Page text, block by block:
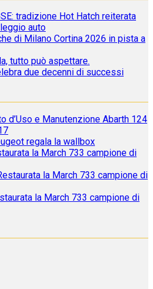
tradizione Hot Hatch reiterata
auto
di Milano Cortina 2026 in pista a
tutto può aspettare.
due decenni di successi
d’Uso e Manutenzione Abarth 124
regala la wallbox
la March 733 campione di
la March 733 campione di
la March 733 campione di